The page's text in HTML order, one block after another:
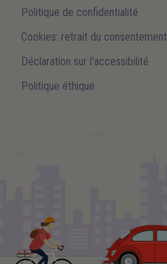
Politique de confidentialité
Cookies: retrait du consentement
Déclaration sur l'accessibilité
Politique éthique